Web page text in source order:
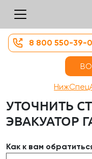
8 800 550-39-
УТОЧНИТЬ
ЭВАКУАТОР
Как к вам